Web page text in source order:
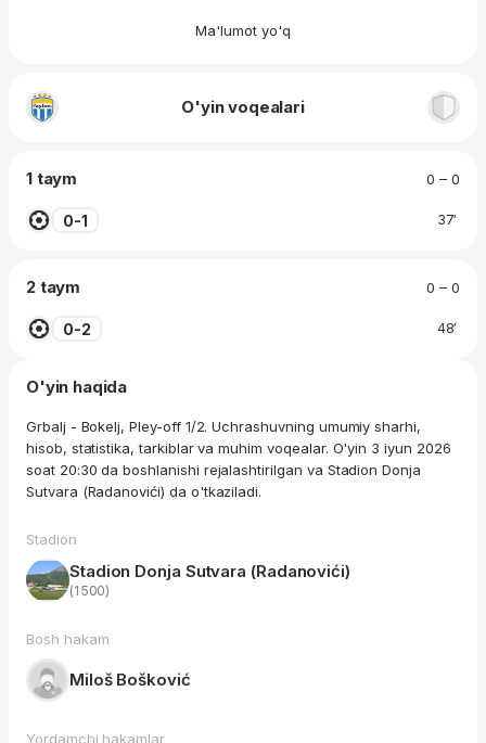
Ma'lumot yo'q
O'yin voqealari
1 taym 0 – 0
37′
0-1
2 taym 0 – 0
48′
0-2
O'yin haqida
Grbalj - Bokelj, Pley-off 1/2. Uchrashuvning umumiy sharhi,
hisob, statistika, tarkiblar va muhim voqealar. O'yin 3 iyun 2026
soat 20:30 da boshlanishi rejalashtirilgan va Stadion Donja
Sutvara (Radanovići) da o'tkaziladi.
Stadion
Stadion Donja Sutvara (Radanovići)
(1 500)
Bosh hakam
Miloš Bošković
Yordamchi hakamlar